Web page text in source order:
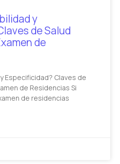
y
de Salud
de
Especificidad? Claves de
de Residencias Si
de residencias